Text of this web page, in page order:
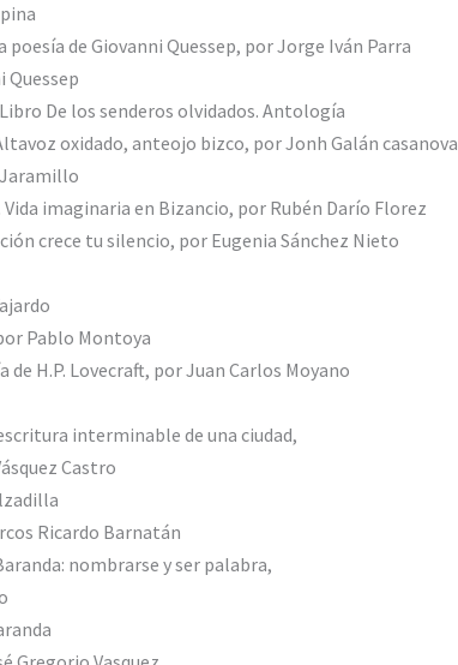
poesía de Giovanni Quessep, por Jorge Iván Parra
Quessep
De los senderos olvidados. Antología
oxidado, anteojo bizco, por Jonh Galán casanova
imaginaria en Bizancio, por Rubén Darío Florez
crece tu silencio, por Eugenia Sánchez Nieto
Pablo Montoya
de H.P. Lovecraft, por Juan Carlos Moyano
interminable de una ciudad,
Castro
Ricardo Barnatán
nombrarse y ser palabra,